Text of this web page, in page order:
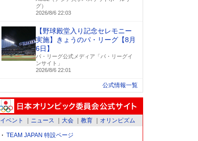
グ）
2026/8/6 22:03
【野球殿堂入り記念セレモニー
実施】きょうのパ・リーグ【8月
6日】
パ・リーグ公式メディア「パ・リーグイ
ンサイト」
2026/8/6 22:01
公式情報一覧
イベント ニュース 大会 教育 オリンピズム
TEAM JAPAN 特設ページ